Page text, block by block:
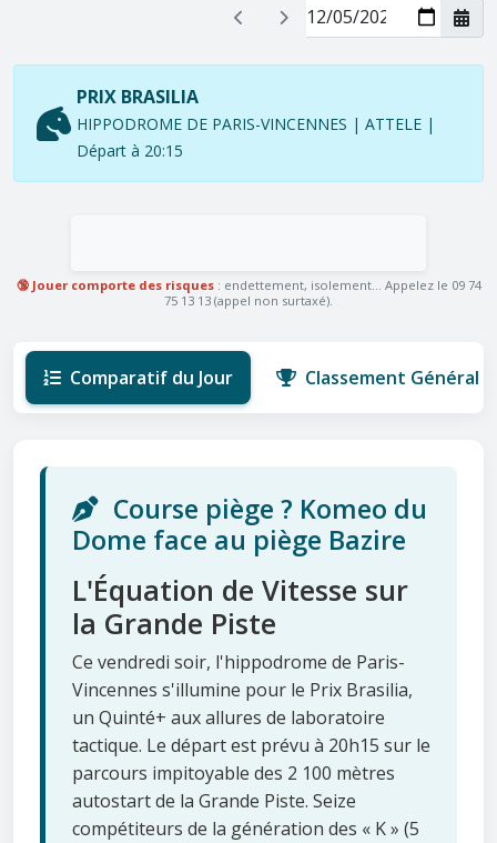
PRIX BRASILIA
HIPPODROME DE PARIS-VINCENNES | ATTELE |
Départ à 20:15
🔞 Jouer comporte des risques: endettement, isolement... Appelez le 09 74
75 13 13 (appel non surtaxé).
Comparatif du Jour Classement Général
Course piège ? Komeo du
Dome face au piège Bazire
L'Équation de Vitesse sur
la Grande Piste
Ce vendredi soir, l'hippodrome de Paris-
Vincennes s'illumine pour le Prix Brasilia,
un Quinté+ aux allures de laboratoire
tactique. Le départ est prévu à 20h15 sur le
parcours impitoyable des 2 100 mètres
autostart de la Grande Piste. Seize
compétiteurs de la génération des « K » (5